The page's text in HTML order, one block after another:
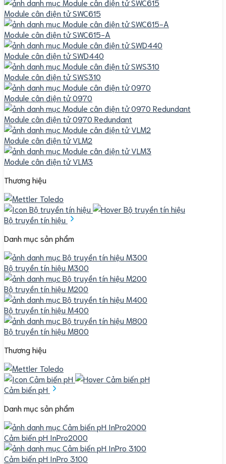
Module cân điện tử SWC615
Module cân điện tử SWC615-A
Module cân điện tử SWD440
Module cân điện tử SWS310
Module cân điện tử 0970
Module cân điện tử 0970 Redundant
Module cân điện tử VLM2
Module cân điện tử VLM3
Thương hiệu
Bộ truyền tín hiệu
Danh mục sản phẩm
Bộ truyền tín hiệu M300
Bộ truyền tín hiệu M200
Bộ truyền tín hiệu M400
Bộ truyền tín hiệu M800
Thương hiệu
Cảm biến pH
Danh mục sản phẩm
Cảm biến pH InPro2000
Cảm biến pH InPro 3100